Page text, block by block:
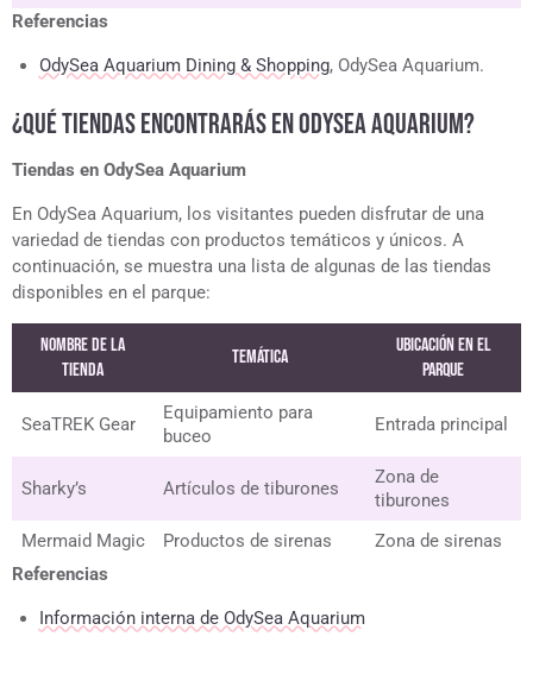
Referencias
OdySea Aquarium Dining & Shopping, OdySea Aquarium.
¿QUÉ TIENDAS ENCONTRARÁS EN ODYSEA AQUARIUM?
Tiendas en OdySea Aquarium
En OdySea Aquarium, los visitantes pueden disfrutar de una
variedad de tiendas con productos temáticos y únicos. A
continuación, se muestra una lista de algunas de las tiendas
disponibles en el parque:
Nombre de la
tienda
Temática
Ubicación en el
Parque
SeaTREK Gear
Equipamiento para
buceo
Entrada principal
Sharky’s Artículos de tiburones
Zona de
tiburones
Mermaid Magic
Productos de sirenas
Zona de sirenas
Referencias
Información interna de OdySea Aquarium